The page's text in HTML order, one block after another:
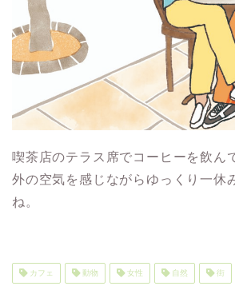
喫茶店のテラス席でコーヒーを飲ん
外の空気を感じながらゆっくり一休
ね。
カフェ 動物 女性 自然 街